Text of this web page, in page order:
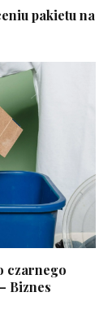
pakietu na
czarnego
Biznes